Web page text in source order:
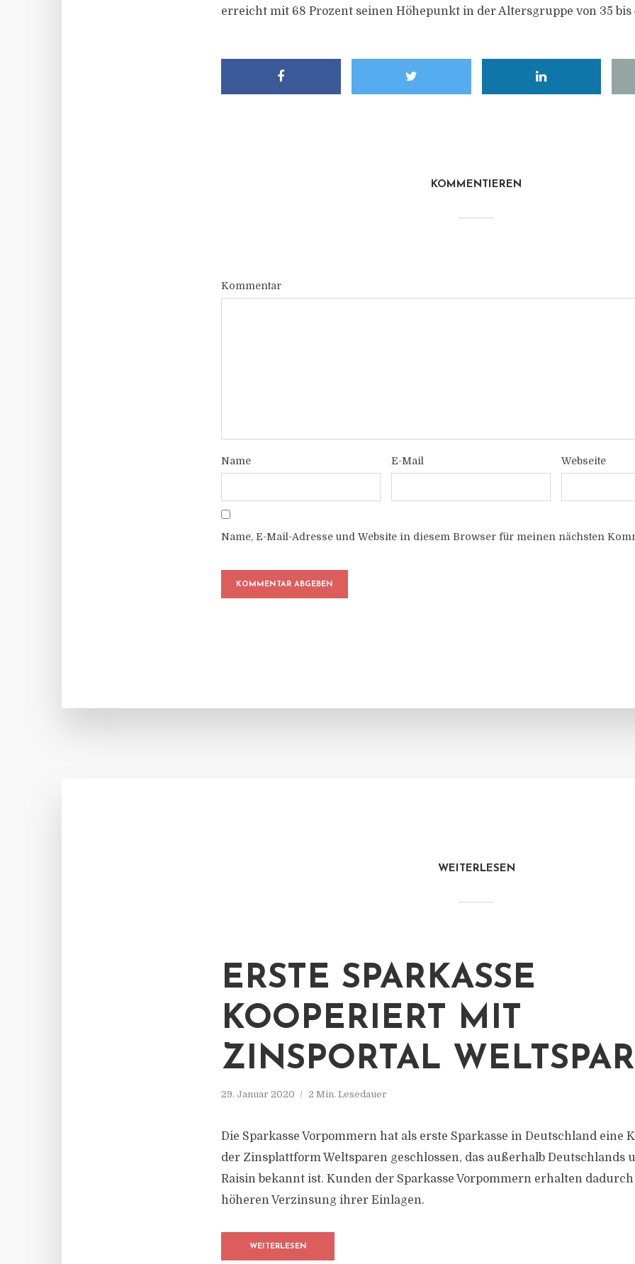
erreicht mit 68 Prozent seinen Höhepunkt in der Altersgruppe von 35 bis
KOMMENTIEREN
Kommentar
Name E-Mail Webseite
Name, E-Mail-Adresse und Website in diesem Browser für meinen nächsten
WEITERLESEN
ERSTE SPARKASSE
KOOPERIERT MIT
ZINSPORTAL
29. Januar 2020 2 Min. Lesedauer
Die Sparkasse Vorpommern hat als erste Sparkasse in Deutschland eine
der Zinsplattform Weltsparen geschlossen, das außerhalb Deutschlands
Raisin bekannt ist. Kunden der Sparkasse Vorpommern erhalten
höheren Verzinsung ihrer Einlagen.
WEITERLESEN